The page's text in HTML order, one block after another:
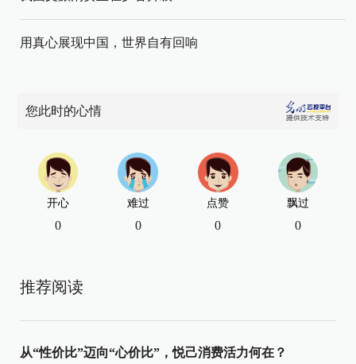
用真心展现中国，世界自有回响
您此时的心情
开心
0
难过
0
点赞
0
飘过
0
推荐阅读
从“性价比”迈向“心价比”，悦己消费活力何在？